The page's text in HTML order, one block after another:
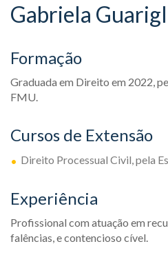
Gabriela
Formação
Graduada em Direito em 2022,
FMU.
Cursos de Extensão
Direito Processual Civil, pela
Experiência
Profissional com atuação em
falências, e contencioso cível.